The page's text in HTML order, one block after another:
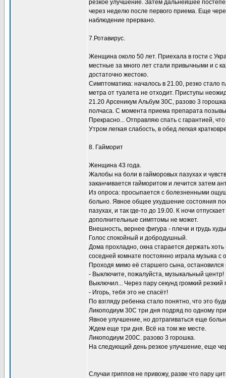
резкое улучшение. Затем дальнейшее
через неделю после первого приема. Еще
наблюдение прервано.
7.Ротавирус.
Женщина около 50 лет. Приехала в гости с
местные за много лет стали привычными и с
достаточно жестоко.
Симптоматика: началось в 21.00, резко стало
метра от туалета не отходит. Приступы
21.20 Арсеникум Альбум 30С, разово 3
полчаса. С момента приема препарата позывы
Прекрасно... Отправляю спать с гарантией,
Утром легкая слабость, в обед легкая
8. Гайморит
Женщина 43 года.
Жалобы на боли в гайморовых пазухах и
заканчивается гайморитом и лечится затем
Из опроса: просыпается с болезненными
больно. Явное общее ухудшение состояния
пазухах, и так где-то до 19.00. К ночи
дополнительные симптомы не может.
Внешность, вернее фигура - плечи и грудь
Голос спокойный и добродушный.
Дома прохладно, окна старается держать
соседней комнате постоянно играла музыка
Проходя мимо её старшего сына, остановился
- Выключите, пожалуйста, музыкальный центр!
Выключил... Через пару секунд громкий резкий
- Игорь, тебя это не спасёт!
По взгляду ребенка стало понятно, что это
Ликоподиум 30С три дня подряд по одному
Явное улучшение, но дотрагиваться еще
Ждем еще три дня. Всё на том же месте.
Ликоподиум 200С. разово 3 горошка.
На следующий день резкое улучшение, еще
Случаи гриппов не привожу, разве что пару